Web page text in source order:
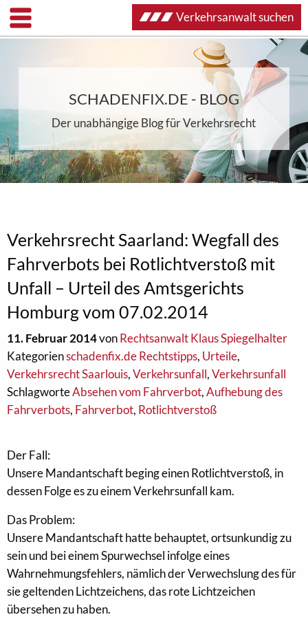
SCHADENFIX.DE - BLOG
Der unabhängige Blog für Verkehrsrecht
Verkehrsrecht Saarland: Wegfall des
Fahrverbots bei Rotlichtverstoß mit
Unfall – Urteil des Amtsgerichts
Homburg vom 07.02.2014
11. Februar 2014vonRechtsanwalt Klaus Spiegelhalter
Kategorienschadenfix.de Rechtstipps, Urteile,
Verkehrsrecht Saarlouis,Verkehrsunfall,Verkehrsunfall
SchlagworteAbsehen vom Fahrverbot,Aufhebung des
Fahrverbots, Fahrverbot, Rotlichtverstoß
Der Fall:
Unsere Mandantschaft beging einen Rotlichtverstoß, in
dessen Folge es zu einem Verkehrsunfall kam.
Das Problem:
Unsere Mandantschaft hatte behauptet, ortsunkundig zu
sein und bei einem Spurwechsel infolge eines
Wahrnehmungsfehlers, nämlich der Verwechslung des für
sie geltenden Lichtzeichens, das rote Lichtzeichen
übersehen zu haben.
Verkehrsanwalt suchen